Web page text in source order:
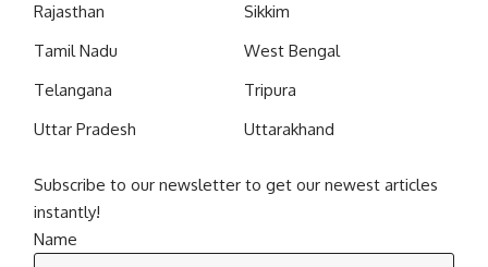
Rajasthan
Sikkim
Tamil Nadu
West Bengal
Telangana
Tripura
Uttar Pradesh
Uttarakhand
Subscribe to our newsletter to get our newest articles
instantly!
Name